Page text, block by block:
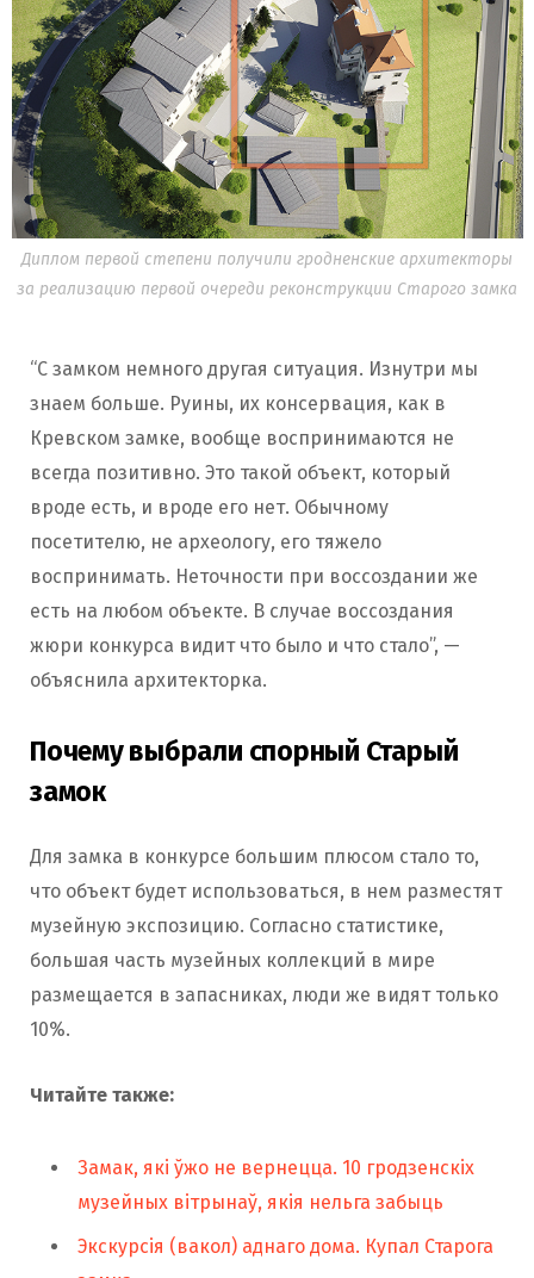
Диплом первой степени получили гродненские архитекторы
за реализацию первой очереди реконструкции Старого замка
“С замком немного другая ситуация. Изнутри мы
знаем больше. Руины, их консервация, как в
Кревском замке, вообще воспринимаются не
всегда позитивно. Это такой объект, который
вроде есть, и вроде его нет. Обычному
посетителю, не археологу, его тяжело
воспринимать. Неточности при воссоздании же
есть на любом объекте. В случае воссоздания
жюри конкурса видит что было и что стало”, —
объяснила архитекторка.
Почему выбрали спорный Старый
замок
Для замка в конкурсе большим плюсом стало то,
что объект будет использоваться, в нем разместят
музейную экспозицию. Согласно статистике,
большая часть музейных коллекций в мире
размещается в запасниках, люди же видят только
10%.
Читайте также:
Замак, які ўжо не вернецца. 10 гродзенскіх
музейных вітрынаў, якія нельга забыць
Экскурсія (вакол) аднаго дома. Купал Старога